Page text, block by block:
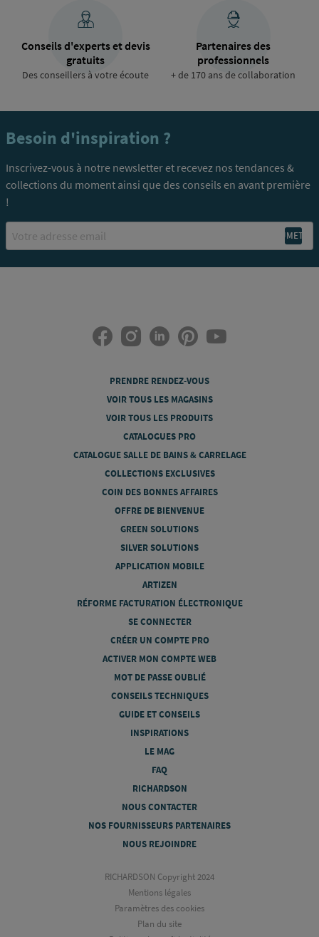
Conseils d'experts et devis
gratuits
Des conseillers à votre écoute
Partenaires des
professionnels
+ de 170 ans de collaboration
Besoin d'inspiration ?
Inscrivez-vous à notre newsletter et recevez nos tendances &
collections du moment ainsi que des conseils en avant première
!
Email
PRENDRE RENDEZ-VOUS
VOIR TOUS LES MAGASINS
VOIR TOUS LES PRODUITS
CATALOGUES PRO
CATALOGUE SALLE DE BAINS & CARRELAGE
COLLECTIONS EXCLUSIVES
COIN DES BONNES AFFAIRES
OFFRE DE BIENVENUE
GREEN SOLUTIONS
SILVER SOLUTIONS
APPLICATION MOBILE
ARTIZEN
RÉFORME FACTURATION ÉLECTRONIQUE
SE CONNECTER
CRÉER UN COMPTE PRO
ACTIVER MON COMPTE WEB
MOT DE PASSE OUBLIÉ
CONSEILS TECHNIQUES
GUIDE ET CONSEILS
INSPIRATIONS
LE MAG
FAQ
RICHARDSON
NOUS CONTACTER
NOS FOURNISSEURS PARTENAIRES
NOUS REJOINDRE
RICHARDSON Copyright 2024
Mentions légales
Paramètres des cookies
Plan du site